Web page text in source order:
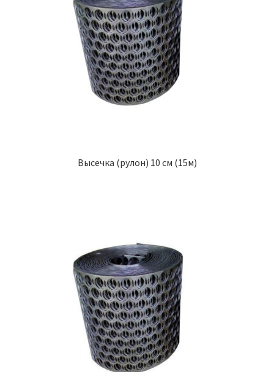
Высечка (рулон) 10 см (15м)